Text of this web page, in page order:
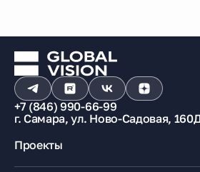
+7 (846) 990-66-99
г. Самара, ул. Ново-Садовая,
Проекты